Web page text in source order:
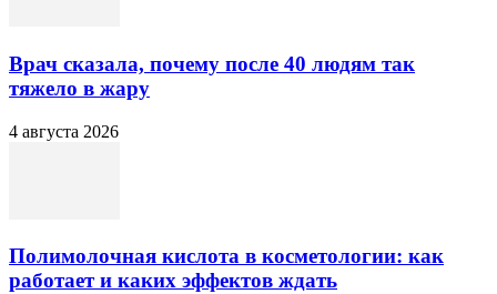
Врач сказала, почему после 40 людям так
тяжело в жару
4 августа 2026
Полимолочная кислота в косметологии: как
работает и каких эффектов ждать